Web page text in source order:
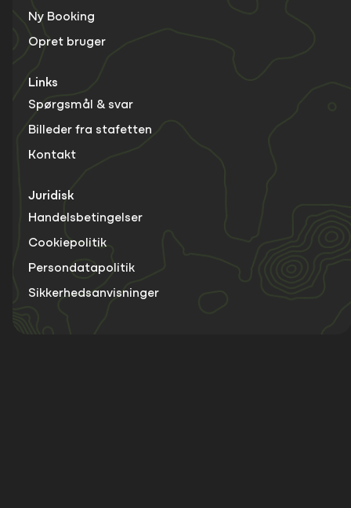
Ny Booking
Opret bruger
Links
Spørgsmål & svar
Billeder fra stafetten
Kontakt
Juridisk
Handelsbetingelser
Cookiepolitik
Persondatapolitik
Sikkerhedsanvisninger